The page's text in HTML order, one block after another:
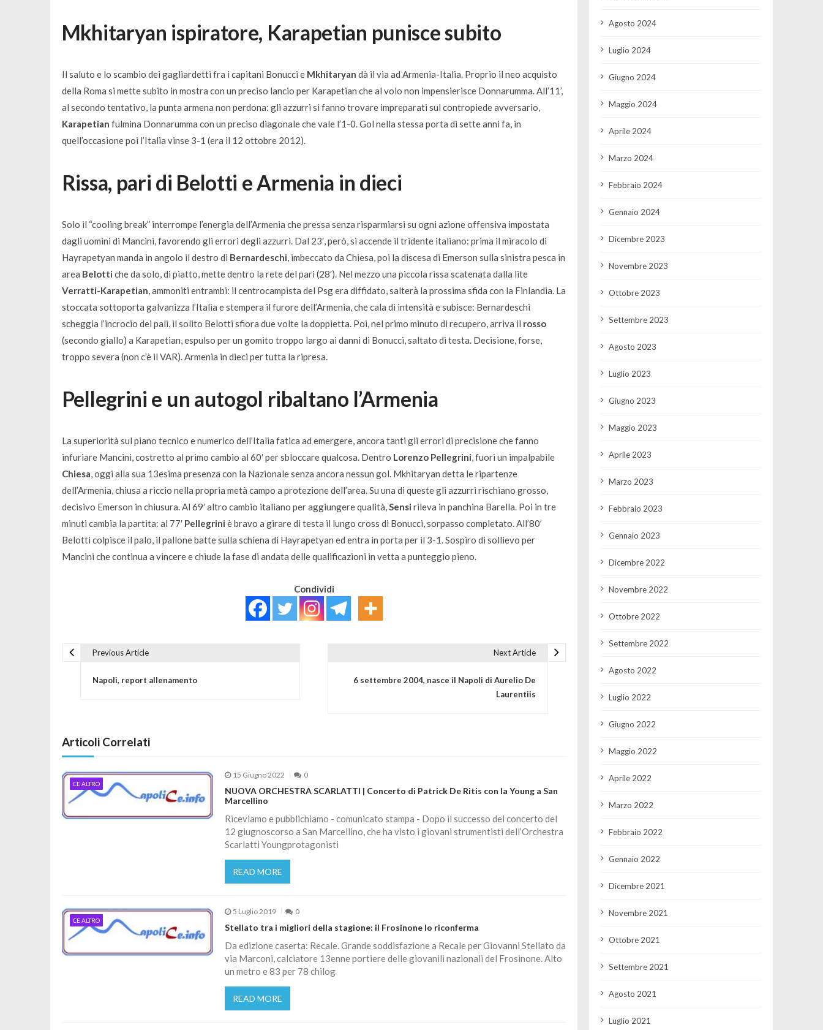
Mkhitaryan ispiratore, Karapetian punisce subito
Il saluto e lo scambio dei gagliardetti fra i capitani Bonucci e Mkhitaryan dà il via ad Armenia-Italia. Proprio il neo acquisto
della Roma si mette subito in mostra con un preciso lancio per Karapetian che al volo non impensierisce Donnarumma. All’11’,
al secondo tentativo, la punta armena non perdona: gli azzurri si fanno trovare impreparati sul contropiede avversario,
Karapetian fulmina Donnarumma con un preciso diagonale che vale l’1-0. Gol nella stessa porta di sette anni fa, in
quell’occasione poi l’Italia vinse 3-1 (era il 12 ottobre 2012).
Rissa, pari di Belotti e Armenia in dieci
Solo il “cooling break” interrompe l’energia dell’Armenia che pressa senza risparmiarsi su ogni azione offensiva impostata
dagli uomini di Mancini, favorendo gli errori degli azzurri. Dal 23′, però, si accende il tridente italiano: prima il miracolo di
Hayrapetyan manda in angolo il destro di Bernardeschi, imbeccato da Chiesa, poi la discesa di Emerson sulla sinistra pesca in
area Belotti che da solo, di piatto, mette dentro la rete del pari (28′). Nel mezzo una piccola rissa scatenata dalla lite
Verratti-Karapetian, ammoniti entrambi: il centrocampista del Psg era diffidato, salterà la prossima sfida con la Finlandia. La
stoccata sottoporta galvanizza l’Italia e stempera il furore dell’Armenia, che cala di intensità e subisce: Bernardeschi
scheggia l’incrocio dei pali, il solito Belotti sfiora due volte la doppietta. Poi, nel primo minuto di recupero, arriva il rosso
(secondo giallo) a Karapetian, espulso per un gomito troppo largo ai danni di Bonucci, saltato di testa. Decisione, forse,
troppo severa (non c’è il VAR). Armenia in dieci per tutta la ripresa.
Pellegrini e un autogol ribaltano l’Armenia
La superiorità sul piano tecnico e numerico dell’Italia fatica ad emergere, ancora tanti gli errori di precisione che fanno
infuriare Mancini, costretto al primo cambio al 60′ per sbloccare qualcosa. Dentro Lorenzo Pellegrini, fuori un impalpabile
Chiesa, oggi alla sua 13esima presenza con la Nazionale senza ancora nessun gol. Mkhitaryan detta le ripartenze
dell’Armenia, chiusa a riccio nella propria metà campo a protezione dell’area. Su una di queste gli azzurri rischiano grosso,
decisivo Emerson in chiusura. Al 69′ altro cambio italiano per aggiungere qualità,Sensi rileva in panchina Barella. Poi in tre
minuti cambia la partita: al 77′ Pellegrini è bravo a girare di testa il lungo cross di Bonucci, sorpasso completato. All’80’
Belotti colpisce il palo, il pallone batte sulla schiena di Hayrapetyan ed entra in porta per il 3-1. Sospiro di sollievo per
Mancini che continua a vincere e chiude la fase di andata delle qualificazioni in vetta a punteggio pieno.
Condividi
Previous Article
Napoli, report allenamento
Next Article
6 settembre 2004, nasce il Napoli di Aurelio De
Laurentiis
Articoli Correlati
CE ALTRO
15 Giugno 2022 0
NUOVA ORCHESTRA SCARLATTI | Concerto di Patrick De Ritis con la Young a San
Marcellino
Riceviamo e pubblichiamo - comunicato stampa - Dopo il successo del concerto del
12 giugnoscorso a San Marcellino, che ha visto i giovani strumentisti dell’Orchestra
Scarlatti Youngprotagonisti
READ MORE
CE ALTRO
5 Luglio 2019 0
Stellato tra i migliori della stagione: il Frosinone lo riconferma
Da edizione caserta: Recale. Grande soddisfazione a Recale per Giovanni Stellato da
via Marconi, calciatore 13enne portiere delle giovanili nazionali del Frosinone. Alto
un metro e 83 per 78 chilog
READ MORE
Agosto 2024
Luglio 2024
Giugno 2024
Maggio 2024
Aprile 2024
Marzo 2024
Febbraio 2024
Gennaio 2024
Dicembre 2023
Novembre 2023
Ottobre 2023
Settembre 2023
Agosto 2023
Luglio 2023
Giugno 2023
Maggio 2023
Aprile 2023
Marzo 2023
Febbraio 2023
Gennaio 2023
Dicembre 2022
Novembre 2022
Ottobre 2022
Settembre 2022
Agosto 2022
Luglio 2022
Giugno 2022
Maggio 2022
Aprile 2022
Marzo 2022
Febbraio 2022
Gennaio 2022
Dicembre 2021
Novembre 2021
Ottobre 2021
Settembre 2021
Agosto 2021
Luglio 2021